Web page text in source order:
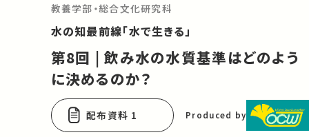
教養学部・総合文化研究科
水の知最前線「水で生きる」
第8回 | 飲み水の水質基準はどのよう
に決めるのか？
配布資料 1 Produced by